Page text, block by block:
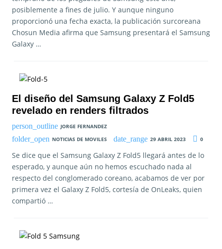
posiblemente a fines de julio. Y aunque ninguno
proporcionó una fecha exacta, la publicación surcoreana
Chosun Media afirma que Samsung presentará el Samsung
Galaxy …
El diseño del Samsung Galaxy Z Fold5
revelado en renders filtrados
JORGE FERNANDEZ
NOTICIAS DE MOVILES
29 ABRIL 2023 0
Se dice que el Samsung Galaxy Z Fold5 llegará antes de lo
esperado, y aunque aún no hemos escuchado nada al
respecto del conglomerado coreano, acabamos de ver por
primera vez el Galaxy Z Fold5, cortesía de OnLeaks, quien
compartió …